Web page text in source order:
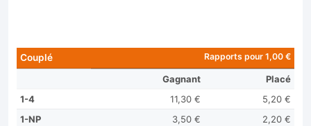
Couplé Rapports pour 1,00 €
Gagnant
Placé
1-4
11,30 €
5,20 €
1-NP
3,50 €
2,20 €